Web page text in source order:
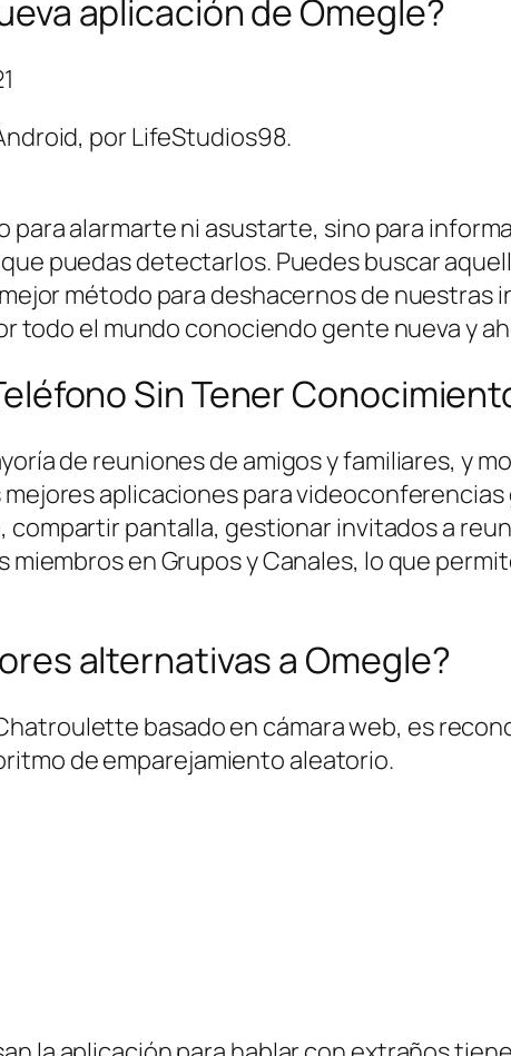
aplicación de Omegle?
por LifeStudios98.
para alarmarte ni asustarte, sino para
puedas detectarlos. Puedes buscar
método para deshacernos de nuestras
todo el mundo conociendo gente nueva y
Sin Tener
de reuniones de amigos y familiares, y
aplicaciones para
compartir pantalla, gestionar invitados a
en Grupos y Canales, lo que
alternativas a Omegle?
basado en cámara web, es
de emparejamiento aleatorio.